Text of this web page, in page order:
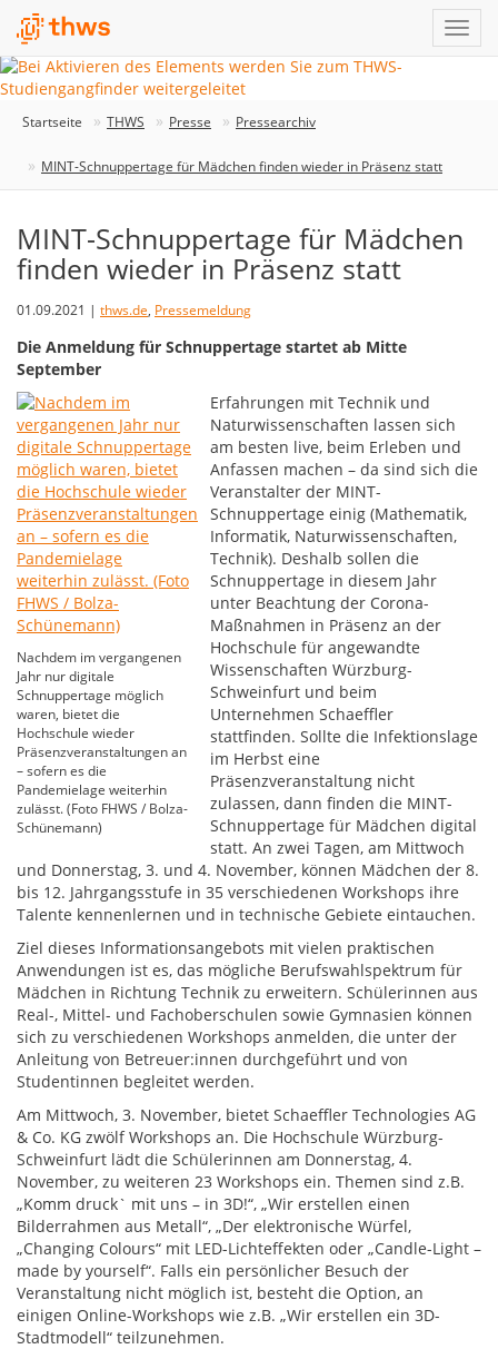
Startseite THWS Presse Pressearchiv
MINT-Schnuppertage für Mädchen finden wieder in Präsenz statt
MINT-Schnuppertage für Mädchen
finden wieder in Präsenz statt
01.09.2021 | thws.de, Pressemeldung
Die Anmeldung für Schnuppertage startet ab Mitte
September
Nachdem im vergangenen
Jahr nur digitale
Schnuppertage möglich
waren, bietet die
Hochschule wieder
Präsenzveranstaltungen an
– sofern es die
Pandemielage weiterhin
zulässt. (Foto FHWS / Bolza-
Schünemann)
Erfahrungen mit Technik und
Naturwissenschaften lassen sich
am besten live, beim Erleben und
Anfassen machen – da sind sich die
Veranstalter der MINT-
Schnuppertage einig (Mathematik,
Informatik, Naturwissenschaften,
Technik). Deshalb sollen die
Schnuppertage in diesem Jahr
unter Beachtung der Corona-
Maßnahmen in Präsenz an der
Hochschule für angewandte
Wissenschaften Würzburg-
Schweinfurt und beim
Unternehmen Schaeffler
stattfinden. Sollte die Infektionslage
im Herbst eine
Präsenzveranstaltung nicht
zulassen, dann finden die MINT-
Schnuppertage für Mädchen digital
statt. An zwei Tagen, am Mittwoch
und Donnerstag, 3. und 4. November, können Mädchen der 8.
bis 12. Jahrgangsstufe in 35 verschiedenen Workshops ihre
Talente kennenlernen und in technische Gebiete eintauchen.
Ziel dieses Informationsangebots mit vielen praktischen
Anwendungen ist es, das mögliche Berufswahlspektrum für
Mädchen in Richtung Technik zu erweitern. Schülerinnen aus
Real-, Mittel- und Fachoberschulen sowie Gymnasien können
sich zu verschiedenen Workshops anmelden, die unter der
Anleitung von Betreuer:innen durchgeführt und von
Studentinnen begleitet werden.
Am Mittwoch, 3. November, bietet Schaeffler Technologies AG
& Co. KG zwölf Workshops an. Die Hochschule Würzburg-
Schweinfurt lädt die Schülerinnen am Donnerstag, 4.
November, zu weiteren 23 Workshops ein. Themen sind z.B.
„Komm druck` mit uns – in 3D!“, „Wir erstellen einen
Bilderrahmen aus Metall“, „Der elektronische Würfel,
„Changing Colours“ mit LED-Lichteffekten oder „Candle-Light –
made by yourself“. Falls ein persönlicher Besuch der
Veranstaltung nicht möglich ist, besteht die Option, an
einigen Online-Workshops wie z.B. „Wir erstellen ein 3D-
Stadtmodell“ teilzunehmen.